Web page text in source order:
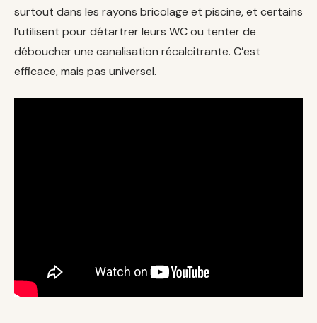
surtout dans les rayons bricolage et piscine, et certains
l’utilisent pour détartrer leurs WC ou tenter de
déboucher une canalisation récalcitrante. C’est
efficace, mais pas universel.